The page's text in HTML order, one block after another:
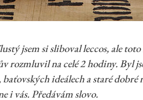
jsem si sliboval leccos, ale
rozmluvil na celé 2 hodiny. Byl
ideálech a staré
i vás. Předávám slovo.